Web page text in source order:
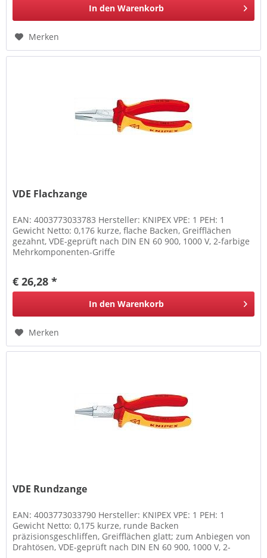
In den Warenkorb
Merken
VDE Flachzange
EAN: 4003773033783 Hersteller: KNIPEX VPE: 1 PEH: 1
Gewicht Netto: 0,176 kurze, flache Backen, Greifflächen
gezahnt, VDE-geprüft nach DIN EN 60 900, 1000 V, 2-farbige
Mehrkomponenten-Griffe
€ 26,28 *
In den Warenkorb
Merken
VDE Rundzange
EAN: 4003773033790 Hersteller: KNIPEX VPE: 1 PEH: 1
Gewicht Netto: 0,175 kurze, runde Backen
präzisionsgeschliffen, Greifflächen glatt; zum Anbiegen von
Drahtösen, VDE-geprüft nach DIN EN 60 900, 1000 V, 2-